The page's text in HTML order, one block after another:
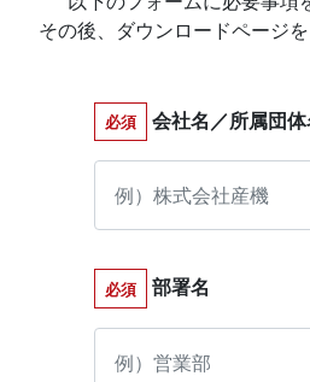
その後、ダウンロードページ
必須 会社名／所属団体
必須 部署名